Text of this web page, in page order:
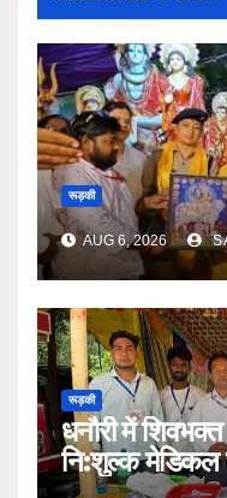
रूड़की
AUG 6, 2026
रूड़की
धनौरी में शिवभक्त
नि:शुल्क